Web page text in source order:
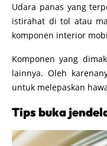
Udara panas yang
istirahat di tol atau
komponen interior
Komponen yang
lainnya. Oleh
untuk melepaskan
Tips buka